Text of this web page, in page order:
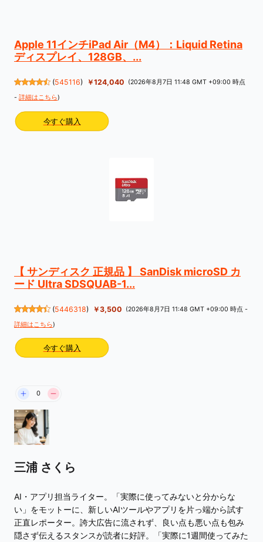
Apple 11インチiPad Air（M4）：Liquid Retina
ディスプレイ、128GB、...
(545116) ￥124,040
(2026年8月7日 11:48 GMT +09:00 時点
- 詳細はこちら)
今すぐ購入
【 サンディスク 正規品 】 SanDisk microSD カ
ード Ultra SDSQUAB-1...
(5446318) ￥3,500
(2026年8月7日 11:48 GMT +09:00 時点 -
詳細はこちら)
今すぐ購入
0
三浦 さくら
AI・アプリ担当ライター。「実際に使ってみないと分からな
い」をモットーに、新しいAIツールやアプリを片っ端から試す
正直レポーター。誇大広告に流されず、良い点も悪い点も包み
隠さず伝えるスタンスが読者に好評。「実際に1週間使ってみた